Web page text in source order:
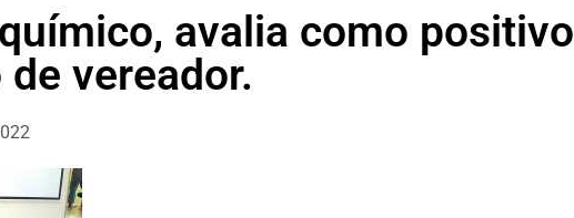
avalia como positivo
vereador.